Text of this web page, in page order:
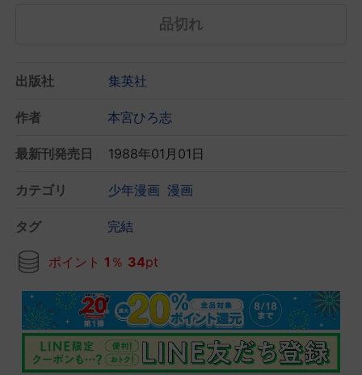
品切れ
出版社 集英社
作者 本宮ひろ志
最新刊発売日 1988年01月01日
カテゴリ 少年漫画 漫画
タグ 完結
ポイント 1 ％ 34pt